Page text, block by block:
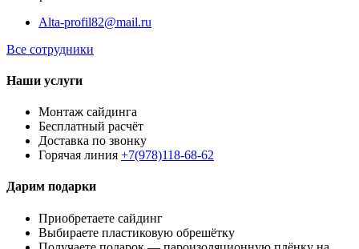
Alta-profil82@mail.ru
Все сотрудники
Наши услуги
Монтаж сайдинга
Бесплатный расчёт
Доставка по звонку
Горячая линия +7(978)118-68-62
Дарим подарки
Приобретаете сайдинг
Выбираете пластиковую обрешётку